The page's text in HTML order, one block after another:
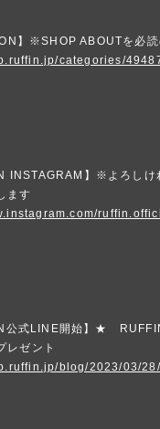
】※SHOP ABOUTを必読
categories/
INSTAGRAM】※よろしけ
ます
公式LINE開始】★
レゼント
blog/2023/03/